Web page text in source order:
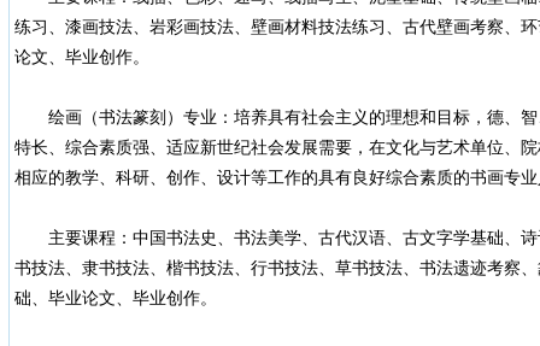
练习、漆画技法、岩彩画技法、壁画材料技法练习、古代壁画考察、
论文、毕业创作。
绘画（书法篆刻）专业：培养具有社会主义的理想和目标，德、智
特长、综合素质强、适应新世纪社会发展需要，在文化与艺术单位、
相应的教学、科研、创作、设计等工作的具有良好综合素质的书画专
主要课程：中国书法史、书法美学、古代汉语、古文字学基础、诗
书技法、隶书技法、楷书技法、行书技法、草书技法、书法遗迹考察
础、毕业论文、毕业创作。